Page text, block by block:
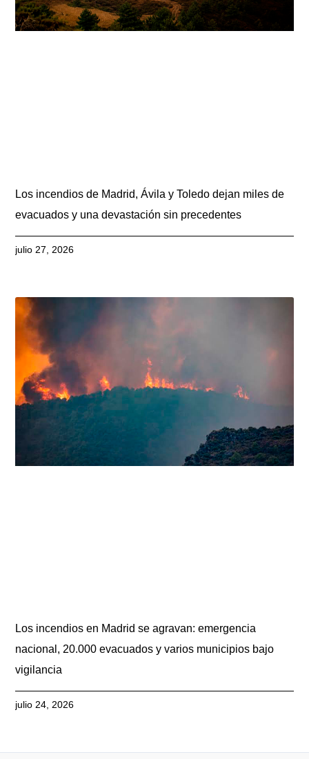
Los incendios de Madrid, Ávila y Toledo dejan miles de
evacuados y una devastación sin precedentes
julio 27, 2026
Los incendios en Madrid se agravan: emergencia
nacional, 20.000 evacuados y varios municipios bajo
vigilancia
julio 24, 2026